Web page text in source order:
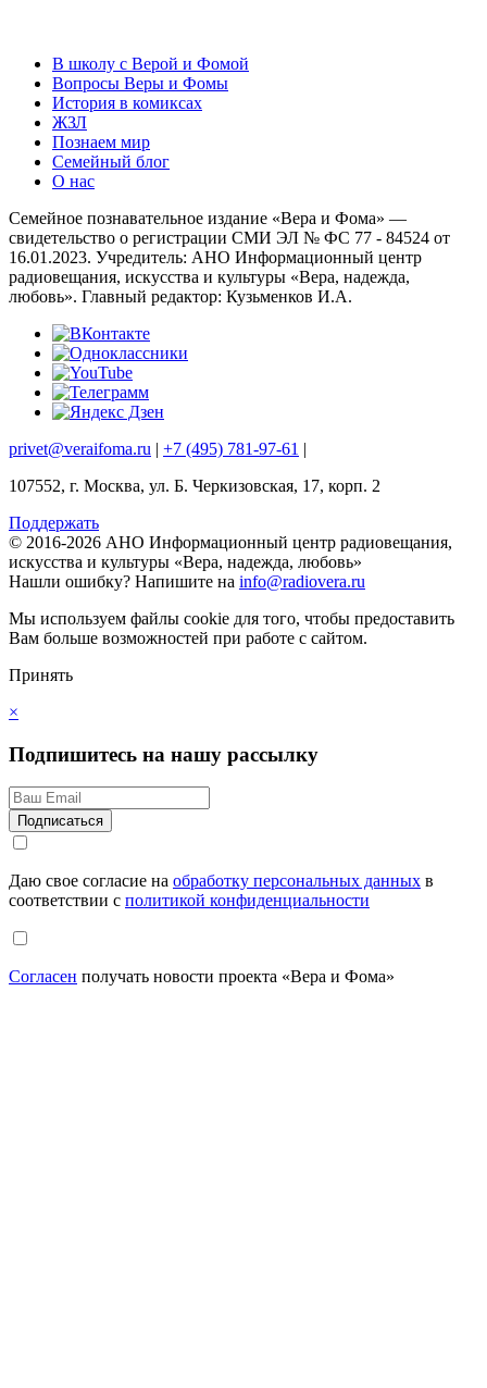
В школу с Верой и Фомой
Вопросы Веры и Фомы
История в комиксах
ЖЗЛ
Познаем мир
Семейный блог
О нас
Семейное познавательное издание «Вера и Фома» —
свидетельство о регистрации СМИ ЭЛ № ФС 77 - 84524 от
16.01.2023. Учредитель: АНО Информационный центр
радиовещания, искусства и культуры «Вера, надежда,
любовь». Главный редактор: Кузьменков И.А.
privet@veraifoma.ru | +7 (495) 781-97-61 |
107552, г. Москва, ул. Б. Черкизовская, 17, корп. 2
Поддержать
© 2016-2026 АНО Информационный центр радиовещания,
искусства и культуры «Вера, надежда, любовь»
Нашли ошибку? Напишите на info@radiovera.ru
Мы используем файлы cookie для того, чтобы предоставить
Вам больше возможностей при работе с сайтом.
Принять
×
Подпишитесь на нашу рассылку
Даю свое согласие на обработку персональных данных в
соответствии с политикой конфиденциальности
Согласен получать новости проекта «Вера и Фома»